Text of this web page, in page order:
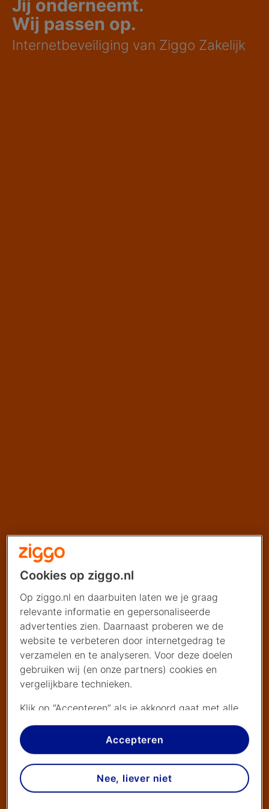
Jij onderneemt.
Wij passen op.
Internetbeveiliging van Ziggo Zakelijk
Cookies op ziggo.nl
Op ziggo.nl en daarbuiten laten we je graag
relevante informatie en gepersonaliseerde
advertenties zien. Daarnaast proberen we de
website te verbeteren door internetgedrag te
verzamelen en te analyseren. Voor deze doelen
gebruiken wij (en onze partners) cookies en
vergelijkbare technieken.
Klik op “Accepteren” als je akkoord gaat met alle
cookies. Kies je voor “Nee, liever niet”, dan
plaatsen we alleen strikt noodzakelijke cookies om
de website goed te laten werken. Dat betekent
dat we geen vormen van personalisatie
toepassen.
Accepteren
Nee, liever niet